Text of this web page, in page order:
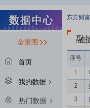
全景图
首页
我的数据
热门数据
东方财
融
序号
1
2
3